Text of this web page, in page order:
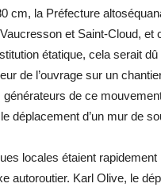
cm, la Préfecture
et Saint-Cloud,
étatique, cela serait
de l’ouvrage sur un
générateurs de ce
déplacement d’un mur de
locales étaient
autoroutier. Karl Olive, le